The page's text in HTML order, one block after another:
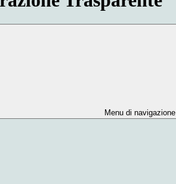
Menu di navigazione